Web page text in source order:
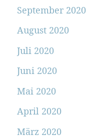
September 2020
August 2020
Juli 2020
Juni 2020
Mai 2020
April 2020
März 2020